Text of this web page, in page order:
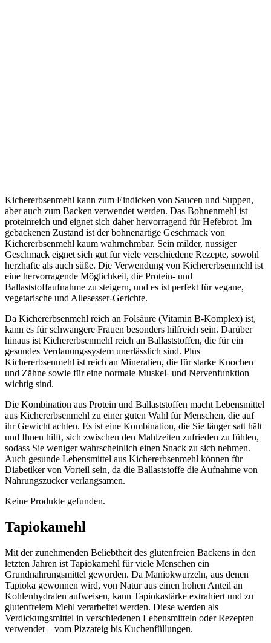
Kichererbsenmehl kann zum Eindicken von Saucen und Suppen,
aber auch zum Backen verwendet werden. Das Bohnenmehl ist
proteinreich und eignet sich daher hervorragend für Hefebrot. Im
gebackenen Zustand ist der bohnenartige Geschmack von
Kichererbsenmehl kaum wahrnehmbar. Sein milder, nussiger
Geschmack eignet sich gut für viele verschiedene Rezepte, sowohl
herzhafte als auch süße. Die Verwendung von Kichererbsenmehl ist
eine hervorragende Möglichkeit, die Protein- und
Ballaststoffaufnahme zu steigern, und es ist perfekt für vegane,
vegetarische und Allesesser-Gerichte.
Da Kichererbsenmehl reich an Folsäure (Vitamin B-Komplex) ist,
kann es für schwangere Frauen besonders hilfreich sein. Darüber
hinaus ist Kichererbsenmehl reich an Ballaststoffen, die für ein
gesundes Verdauungssystem unerlässlich sind. Plus
Kichererbsenmehl ist reich an Mineralien, die für starke Knochen
und Zähne sowie für eine normale Muskel- und Nervenfunktion
wichtig sind.
Die Kombination aus Protein und Ballaststoffen macht Lebensmittel
aus Kichererbsenmehl zu einer guten Wahl für Menschen, die auf
ihr Gewicht achten. Es ist eine Kombination, die Sie länger satt hält
und Ihnen hilft, sich zwischen den Mahlzeiten zufrieden zu fühlen,
sodass Sie weniger wahrscheinlich einen Snack zu sich nehmen.
Auch gesunde Lebensmittel aus Kichererbsenmehl können für
Diabetiker von Vorteil sein, da die Ballaststoffe die Aufnahme von
Nahrungszucker verlangsamen.
Keine Produkte gefunden.
Tapiokamehl
Mit der zunehmenden Beliebtheit des glutenfreien Backens in den
letzten Jahren ist Tapiokamehl für viele Menschen ein
Grundnahrungsmittel geworden. Da Maniokwurzeln, aus denen
Tapioka gewonnen wird, von Natur aus einen hohen Anteil an
Kohlenhydraten aufweisen, kann Tapiokastärke extrahiert und zu
glutenfreiem Mehl verarbeitet werden. Diese werden als
Verdickungsmittel in verschiedenen Lebensmitteln oder Rezepten
verwendet – vom Pizzateig bis Kuchenfüllungen.